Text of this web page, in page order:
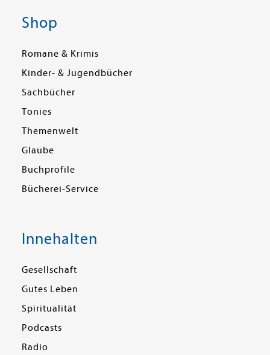
Shop
Romane & Krimis
Kinder- & Jugendbücher
Sachbücher
Tonies
Themenwelt
Glaube
Buchprofile
Bücherei-Service
Innehalten
Gesellschaft
Gutes Leben
Spiritualität
Podcasts
Radio